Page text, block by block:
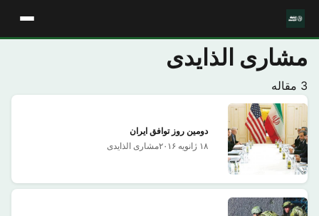
مشاری الذایدی
3 مقاله
دومین روز توافق ایران
مشاری الذایدی ۱۸ ژانویه ۲۰۱۶